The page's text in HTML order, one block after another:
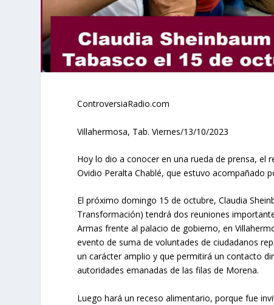
ControversiaRadio.com
Villahermosa, Tab. Viernes/13/10/2023
Hoy lo dio a conocer en una rueda de prensa, el
Ovidio Peralta Chablé, que estuvo acompañado
El próximo domingo 15 de octubre, Claudia
Transformación) tendrá dos reuniones
Armas frente al palacio de gobierno, en
evento de suma de voluntades de ciudadanos
un carácter amplio y que permitirá un contacto
autoridades emanadas de las filas de Morena.
Luego hará un receso alimentario, porque fue